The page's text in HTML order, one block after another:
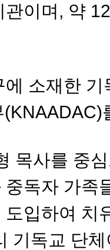
이며, 약
소재한
목사를 중
중독자 가족
입하여 치
기독교 단